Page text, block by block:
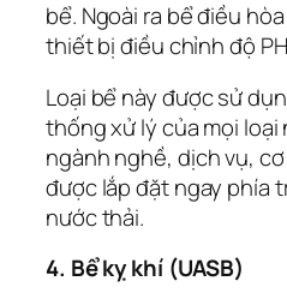
bể. Ngoài ra bể điều
thiết bị điều chỉnh độ
Loại bể này được sử
thống xử lý của mọi
ngành nghề, dịch vụ,
được lắp đặt ngay phía
nước thải.
4. Bể kỵ khí (UASB)